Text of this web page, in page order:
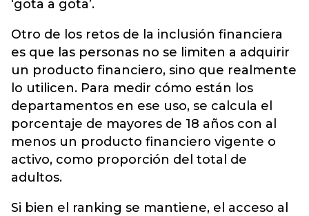
‘gota a gota’.
Otro de los retos de la inclusión financiera
es que las personas no se limiten a adquirir
un producto financiero, sino que realmente
lo utilicen. Para medir cómo están los
departamentos en ese uso, se calcula el
porcentaje de mayores de 18 años con al
menos un producto financiero vigente o
activo, como proporción del total de
adultos.
Si bien el ranking se mantiene, el acceso al